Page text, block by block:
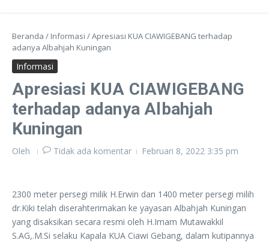
Beranda / Informasi /Apresiasi KUA CIAWIGEBANG terhadap
adanya Albahjah Kuningan
Informasi
Apresiasi KUA CIAWIGEBANG
terhadap adanya Albahjah
Kuningan
Oleh Tidak ada komentar Februari 8, 2022 3:35 pm
2300 meter persegi milik H.Erwin dan 1400 meter persegi milih
dr.Kiki telah diserahterimakan ke yayasan Albahjah Kuningan
yang disaksikan secara resmi oleh H.Imam Mutawakkil
S.AG,.M.Si selaku Kapala KUA Ciawi Gebang, dalam kutipannya